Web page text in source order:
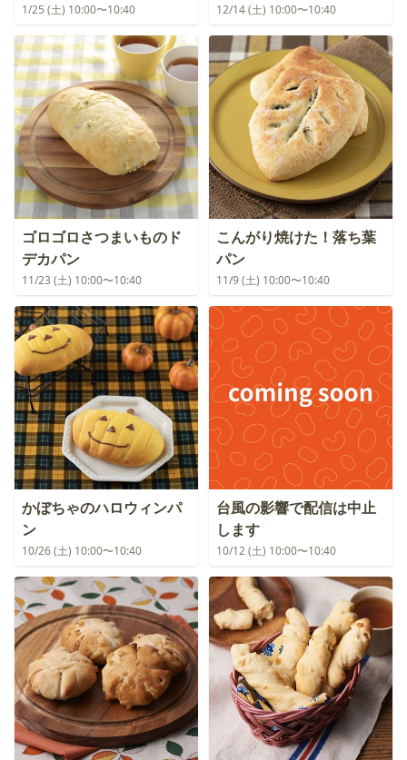
1/25 (土) 10:00〜10:40 12/14 (土) 10:00〜10:40
ゴロゴロさつまいものド
デカパン
11/23 (土) 10:00〜10:40
こんがり焼けた！落ち葉
パン
11/9 (土) 10:00〜10:40
かぼちゃのハロウィンパ
ン
10/26 (土) 10:00〜10:40
台風の影響で配信は中止
します
10/12 (土) 10:00〜10:40